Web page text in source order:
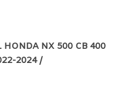
HONDA NX 500 CB 400
2024 /